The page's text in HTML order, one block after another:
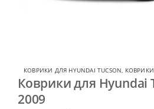
КОВРИКИ ДЛЯ HYUNDAI TUCSON, КОВРИКИ
Коврики для Hyundai
2009